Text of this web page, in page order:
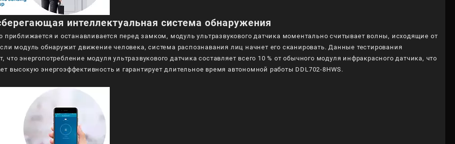
интеллектуальная система обнаружения
приближается и останавливается перед замком, модуль ультразвукового датчика моментально считывает волны, исходящие от
модуль обнаружит движение человека, система распознавания лиц начнет его сканировать. Данные тестирования
что энергопотребление модуля ультразвукового датчика составляет всего 10 % от обычного модуля инфракрасного датчика, что
высокую энергоэффективность и гарантирует длительное время автономной работы DDL702-8HWS.